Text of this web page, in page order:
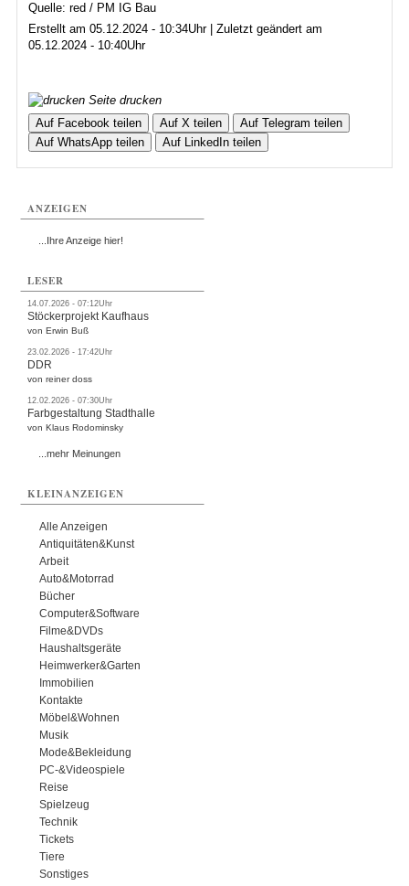
Quelle: red / PM IG Bau
Erstellt am 05.12.2024 - 10:34Uhr | Zuletzt geändert am
05.12.2024 - 10:40Uhr
Seite drucken
Auf Facebook teilen
Auf X teilen
Auf Telegram teilen
Auf WhatsApp teilen
Auf LinkedIn teilen
ANZEIGEN
...Ihre Anzeige hier!
LESER
14.07.2026 - 07:12Uhr
Stöckerprojekt Kaufhaus
von Erwin Buß
23.02.2026 - 17:42Uhr
DDR
von reiner doss
12.02.2026 - 07:30Uhr
Farbgestaltung Stadthalle
von Klaus Rodominsky
...mehr Meinungen
KLEINANZEIGEN
Alle Anzeigen
Antiquitäten&Kunst
Arbeit
Auto&Motorrad
Bücher
Computer&Software
Filme&DVDs
Haushaltsgeräte
Heimwerker&Garten
Immobilien
Kontakte
Möbel&Wohnen
Musik
Mode&Bekleidung
PC-&Videospiele
Reise
Spielzeug
Technik
Tickets
Tiere
Sonstiges